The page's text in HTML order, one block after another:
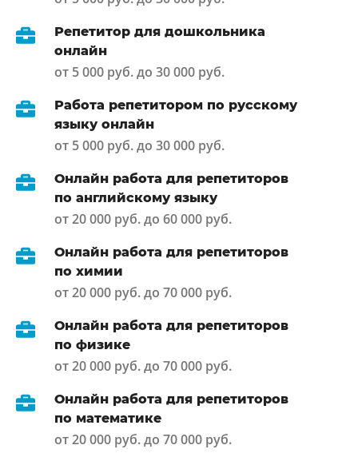
Репетитор для дошкольника
онлайн
от 5 000 руб. до 30 000 руб.
Работа репетитором по русскому
языку онлайн
от 5 000 руб. до 30 000 руб.
Онлайн работа для репетиторов
по английскому языку
от 20 000 руб. до 60 000 руб.
Онлайн работа для репетиторов
по химии
от 20 000 руб. до 70 000 руб.
Онлайн работа для репетиторов
по физике
от 20 000 руб. до 70 000 руб.
Онлайн работа для репетиторов
по математике
от 20 000 руб. до 70 000 руб.